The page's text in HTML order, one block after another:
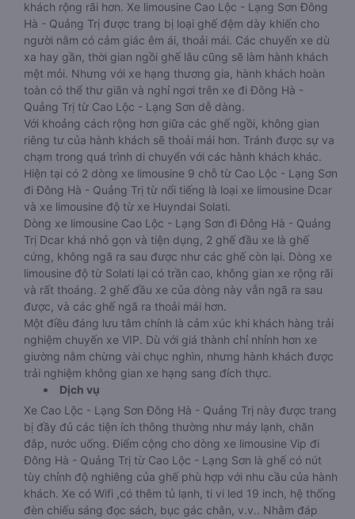
khách rộng rãi hơn. Xe limousine Cao Lộc - Lạng Sơn Đông
Hà - Quảng Trị được trang bị loại ghế đệm dày khiến cho
người nằm có cảm giác êm ái, thoải mái. Các chuyến xe dù
xa hay gần, thời gian ngồi ghế lâu cũng sẽ làm hành khách
mệt mỏi. Nhưng với xe hạng thương gia, hành khách hoàn
toàn có thể thư giãn và nghỉ ngơi trên xe đi Đông Hà -
Quảng Trị từ Cao Lộc - Lạng Sơn dễ dàng.
Với khoảng cách rộng hơn giữa các ghế ngồi, không gian
riêng tư của hành khách sẽ thoải mái hơn. Tránh được sự va
chạm trong quá trình di chuyển với các hành khách khác.
Hiện tại có 2 dòng xe limousine 9 chỗ từ Cao Lộc - Lạng Sơn
đi Đông Hà - Quảng Trị từ nổi tiếng là loại xe limousine Dcar
và xe limousine độ từ xe Huyndai Solati.
Dòng xe limousine Cao Lộc - Lạng Sơn đi Đông Hà - Quảng
Trị Dcar khá nhỏ gọn và tiện dụng, 2 ghế đầu xe là ghế
cứng, không ngã ra sau được như các ghế còn lại. Dòng xe
limousine độ từ Solati lại có trần cao, không gian xe rộng rãi
và rất thoáng. 2 ghế đầu xe của dòng này vẫn ngã ra sau
được, và các ghế ngã ra thoải mái hơn.
Một điều đáng lưu tâm chính là cảm xúc khi khách hàng trải
nghiệm chuyến xe VIP. Dù với giá thành chỉ nhỉnh hơn xe
giường nằm chừng vài chục nghìn, nhưng hành khách được
trải nghiệm không gian xe hạng sang đích thực.
Dịch vụ
Xe Cao Lộc - Lạng Sơn Đông Hà - Quảng Trị này được trang
bị đầy đủ các tiện ích thông thường như máy lạnh, chăn
đắp, nước uống. Điểm cộng cho dòng xe limousine Vip đi
Đông Hà - Quảng Trị từ Cao Lộc - Lạng Sơn là ghế có nút
tùy chỉnh độ nghiêng của ghế phù hợp với nhu cầu của hành
khách. Xe có Wifi ,có thêm tủ lạnh, ti vi led 19 inch, hệ thống
đèn chiếu sáng đọc sách, bục gác chân, v.v.. Nhằm đáp